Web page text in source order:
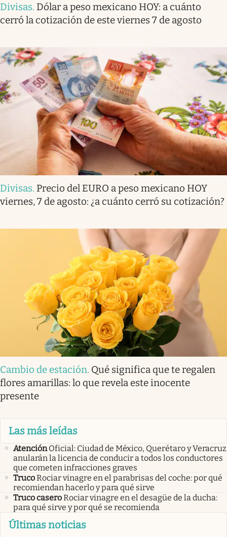
Divisas. Dólar a peso mexicano HOY: a cuánto
cerró la cotización de este viernes 7 de agosto
Divisas. Precio del EURO a peso mexicano HOY
viernes, 7 de agosto: ¿a cuánto cerró su cotización?
Cambio de estación. Qué significa que te regalen
flores amarillas: lo que revela este inocente
presente
Las más leídas
Atención Oficial: Ciudad de México, Querétaro y Veracruz
anularán la licencia de conducir a todos los conductores
que cometen infracciones graves
TrucoRociar vinagre en el parabrisas del coche: por qué
recomiendan hacerlo y para qué sirve
Truco caseroRociar vinagre en el desagüe de la ducha:
para qué sirve y por qué se recomienda
Últimas noticias